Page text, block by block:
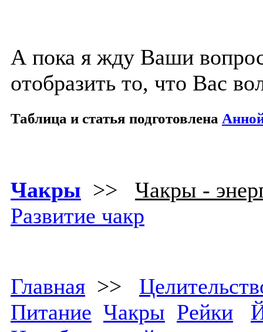
А пока я жду Ваши
отобразить то, что Вас
Таблица и статья подготовлена
Чакры >> Чакры -
Развитие чакр
Главная >>
Питание Чакры Рейки